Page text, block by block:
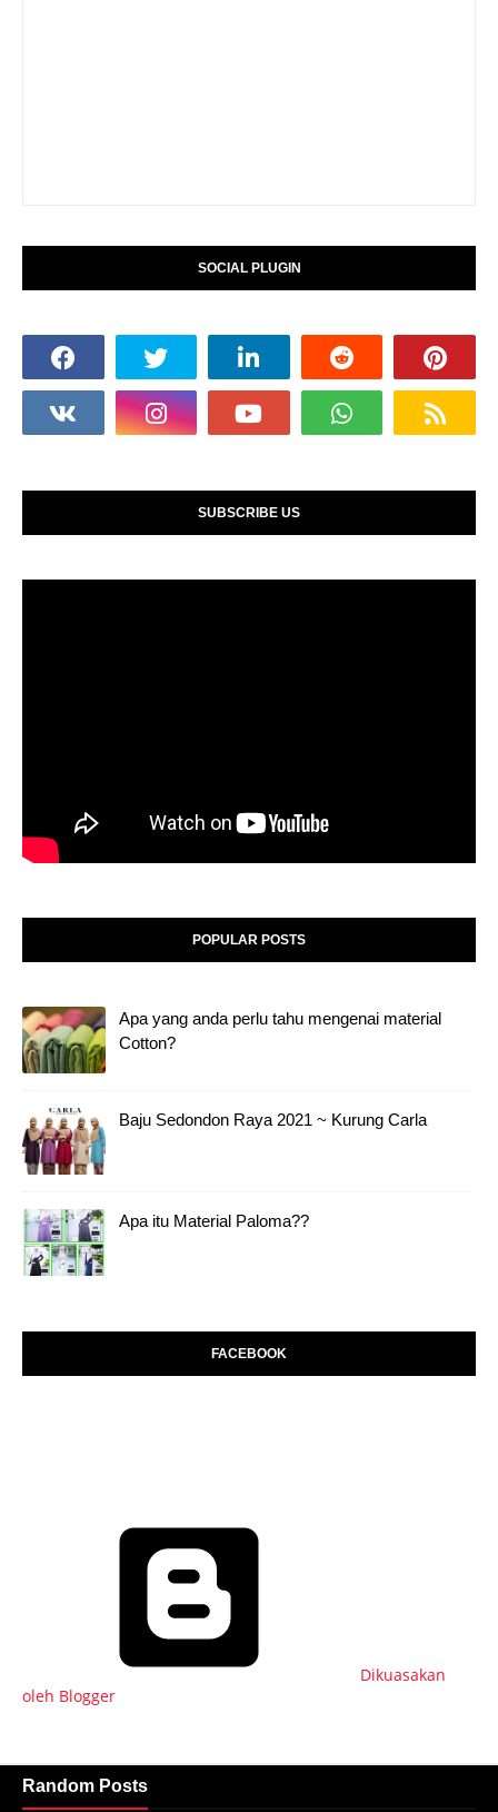
SOCIAL PLUGIN
SUBSCRIBE US
POPULAR POSTS
Apa yang anda perlu tahu mengenai material
Cotton?
Baju Sedondon Raya 2021 ~ Kurung Carla
Apa itu Material Paloma??
FACEBOOK
Dikuasakan
oleh Blogger
Random Posts